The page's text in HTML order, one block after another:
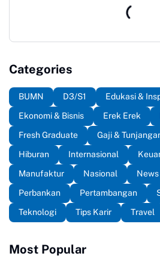
Categories
BUMN D3/S1
Edukasi &
Ekonomi & Bisnis
Erek Erek
Fresh Graduate
Gaji &
Hiburan
Internasional
Manufaktur
Nasional News
Perbankan
Pertambangan
Teknologi
Tips Karir Travel
Most Popular